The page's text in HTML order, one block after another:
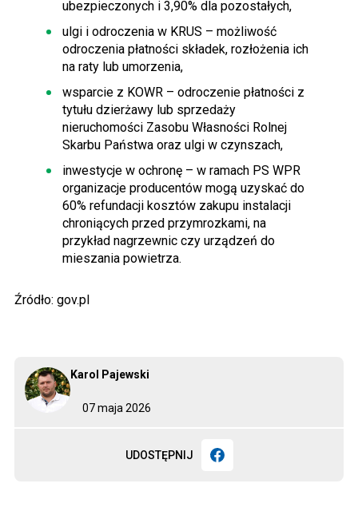
07 maja 2026
Karol Pajewski
UDOSTĘPNIJ
ubezpieczonych i 3,90% dla pozostałych,
ulgi i odroczenia w KRUS – możliwość
odroczenia płatności składek, rozłożenia ich
na raty lub umorzenia,
wsparcie z KOWR – odroczenie płatności z
tytułu dzierżawy lub sprzedaży
nieruchomości Zasobu Własności Rolnej
Skarbu Państwa oraz ulgi w czynszach,
inwestycje w ochronę – w ramach PS WPR
organizacje producentów mogą uzyskać do
60% refundacji kosztów zakupu instalacji
chroniących przed przymrozkami, na
przykład nagrzewnic czy urządzeń do
mieszania powietrza.
Źródło: gov.pl